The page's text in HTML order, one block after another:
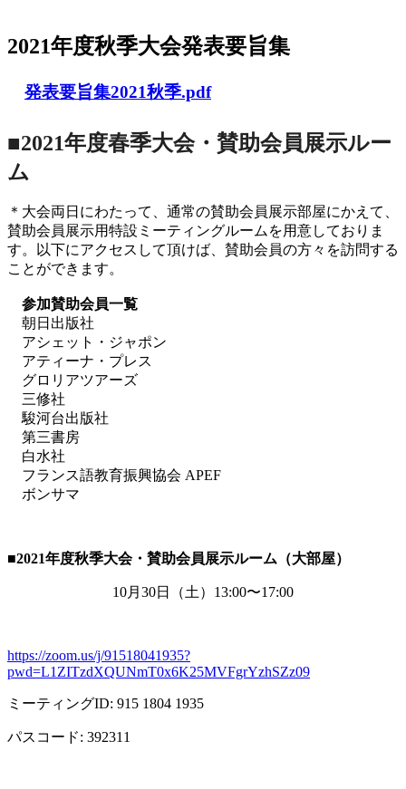
2021年度秋季大会発表要旨集
発表要旨集2021秋季.pdf
■2021年度春季大会・賛助会員展示ルー
ム
＊大会両日にわたって、通常の賛助会員展示部屋にかえて、
賛助会員展示用特設ミーティングルームを用意しておりま
す。以下にアクセスして頂けば、賛助会員の方々を訪問する
ことができます。
参加賛助会員一覧
朝日出版社
アシェット・ジャポン
アティーナ・プレス
グロリアツアーズ
三修社
駿河台出版社
第三書房
白水社
フランス語教育振興協会 APEF
ボンサマ
■2021年度秋季大会・賛助会員展示ルーム（大部屋）
10月 30日（土） 13:00〜17:00
https://zoom.us/j/91518041935?
pwd=L1ZITzdXQUNmT0x6K25MVFgrYzhSZz09
ミーティングID: 915 1804 1935
パスコード: 392311